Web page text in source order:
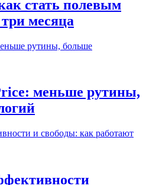
стать полевым
месяца
меньше рутины,